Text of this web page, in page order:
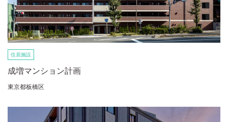
住居施設
成増マンション計画
東京都板橋区